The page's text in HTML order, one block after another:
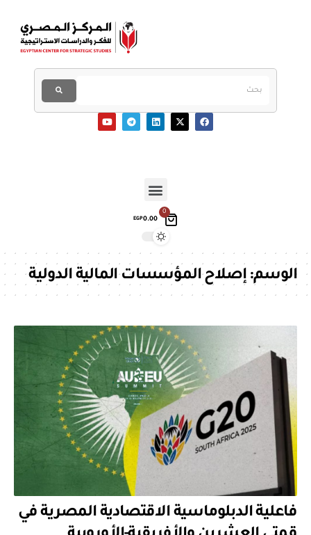
0
EGP0.00
الوسم:إصلاح المؤسسات المالية الدولية
فاعلية الدبلوماسية الاقتصادية المصرية في